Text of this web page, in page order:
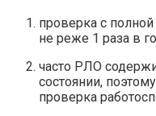
проверка с
не реже 1 раза в
часто РЛО
состоянии,
проверка